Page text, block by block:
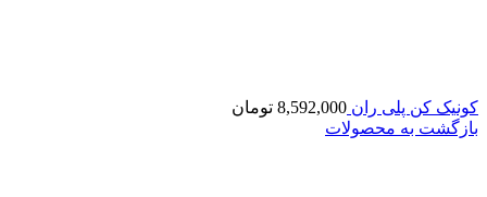
کونیک کن پلی ران 8,592,000 تومان
بازگشت به محصولات